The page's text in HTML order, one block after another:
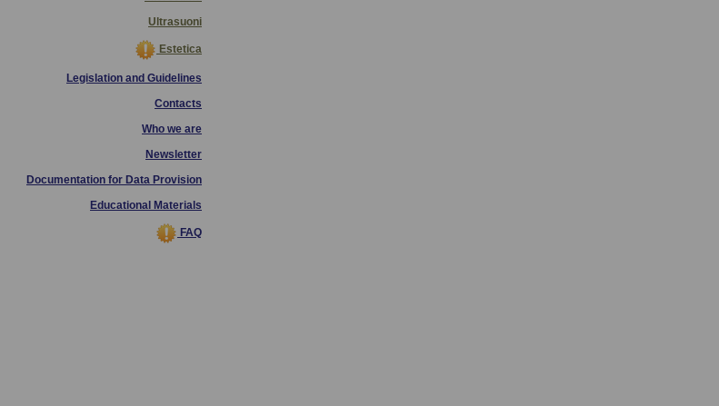
Ultrasuoni
Estetica
Legislation and Guidelines
Contacts
Who we are
Newsletter
Documentation for Data Provision
Educational Materials
FAQ